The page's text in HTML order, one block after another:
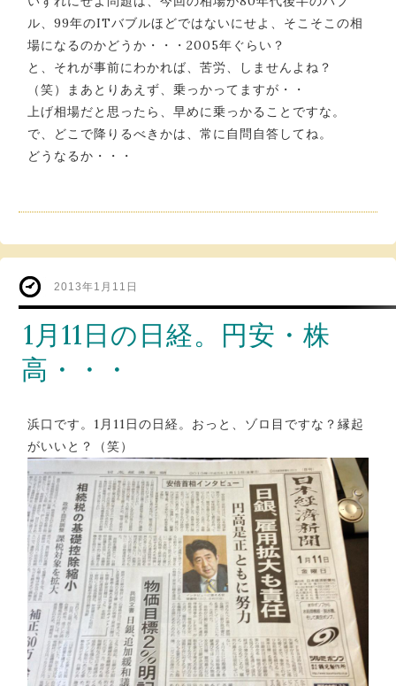
ル、99年のITバブルほどではないにせよ、そこそこの相
場になるのかどうか・・・2005年ぐらい？
と、それが事前にわかれば、苦労、しませんよね？
（笑）まあとりあえず、乗っかってますが・・
上げ相場だと思ったら、早めに乗っかることですな。
で、どこで降りるべきかは、常に自問自答してね。
どうなるか・・・
2013年1月11日
1月11日の日経。円安・株
高・・・
浜口です。1月11日の日経。おっと、ゾロ目ですな？縁起
がいいと？（笑）